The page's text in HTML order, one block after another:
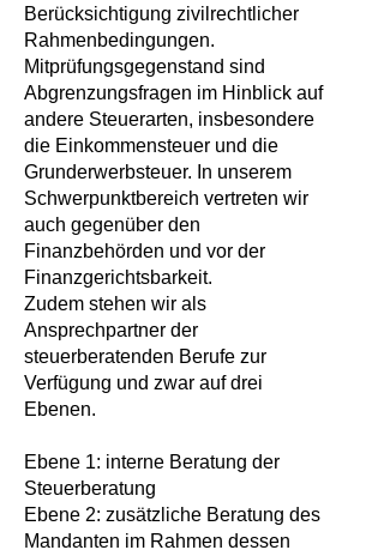
Berücksichtigung zivilrechtlicher
Rahmenbedingungen.
Mitprüfungsgegenstand sind
Abgrenzungsfragen im Hinblick auf
andere Steuerarten, insbesondere
die Einkommensteuer und die
Grunderwerbsteuer. In unserem
Schwerpunktbereich vertreten wir
auch gegenüber den
Finanzbehörden und vor der
Finanzgerichtsbarkeit.
Zudem stehen wir als
Ansprechpartner der
steuerberatenden Berufe zur
Verfügung und zwar auf drei
Ebenen.
Ebene 1: interne Beratung der
Steuerberatung
Ebene 2: zusätzliche Beratung des
Mandanten im Rahmen dessen